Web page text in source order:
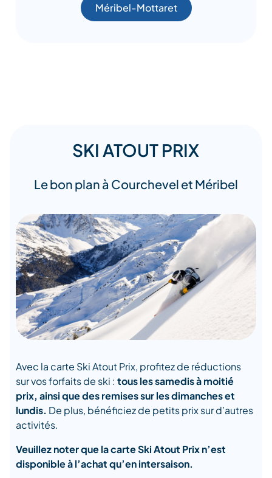
Méribel-Mottaret
SKI ATOUT PRIX
Le bon plan à Courchevel et Méribel
Avec la carte Ski Atout Prix, profitez de réductions
sur vos forfaits de ski : tous les samedis à moitié
prix, ainsi que des remises sur les dimanches et
lundis. De plus, bénéficiez de petits prix sur d’autres
activités.
Veuillez noter que la carte Ski Atout Prix n’est
disponible à l’achat qu’en intersaison.